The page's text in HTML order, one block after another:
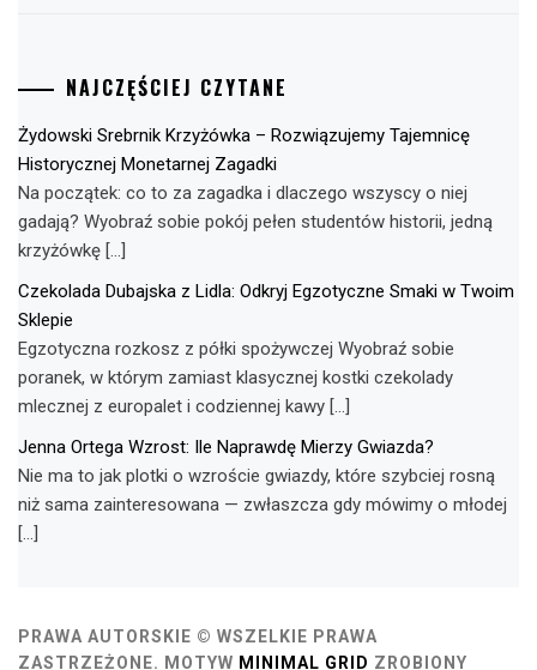
NAJCZĘŚCIEJ CZYTANE
Żydowski Srebrnik Krzyżówka – Rozwiązujemy Tajemnicę
Historycznej Monetarnej Zagadki
Na początek: co to za zagadka i dlaczego wszyscy o niej
gadają? Wyobraź sobie pokój pełen studentów historii, jedną
krzyżówkę […]
Czekolada Dubajska z Lidla: Odkryj Egzotyczne Smaki w Twoim
Sklepie
Egzotyczna rozkosz z półki spożywczej Wyobraź sobie
poranek, w którym zamiast klasycznej kostki czekolady
mlecznej z europalet i codziennej kawy […]
Jenna Ortega Wzrost: Ile Naprawdę Mierzy Gwiazda?
Nie ma to jak plotki o wzroście gwiazdy, które szybciej rosną
niż sama zainteresowana — zwłaszcza gdy mówimy o młodej
[…]
PRAWA AUTORSKIE © WSZELKIE PRAWA
ZASTRZEŻONE. MOTYW MINIMAL GRID ZROBIONY